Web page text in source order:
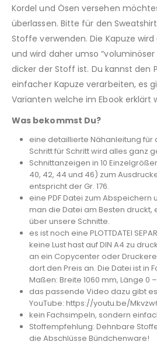
Kordel und Ösen versehen
überlassen. Bitte für den
Stoffe verwenden. Die Kapuze
und wird daher umso
dicker der Stoff ist. Du kannst den
einfacher Kapuze verarbeiten, es
Varianten welche im Ebook erklärt
Was bekommst Du?
eine detaillierte Nähanleitung für
Schritt für Schritt wird alles ganz
Schnittanzeigen in 10 Einzelgrößen
40, 42, 44 und 46) zum
entspricht der Gr. 176.
eine PDF Datei zum Abspeichern
man die Datei am Besten druckt,
über unsere Schnitte.
es ist noch eine PLOTTDATEI
keine Lust hast auf DIN A4 zu
an ein Copycenter oder
dort den Preis an. Die Datei ist in
Maßen: Breite 1060 mm, Länge 0
das passende Video dazu gibt
YouTube: https://youtu.be/
kein Fachsimpeln, sondern
Stoffempfehlung: Dehnbare
die Abschlüsse Bündchenware!